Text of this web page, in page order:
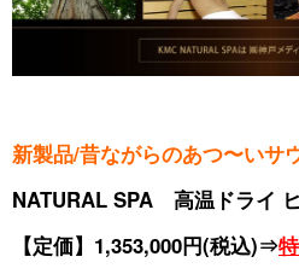
新製品/昔ながらのあつ〜いサ
NATURAL SPA 高温ドライ
【定価】1,353,000円(税込)⇒